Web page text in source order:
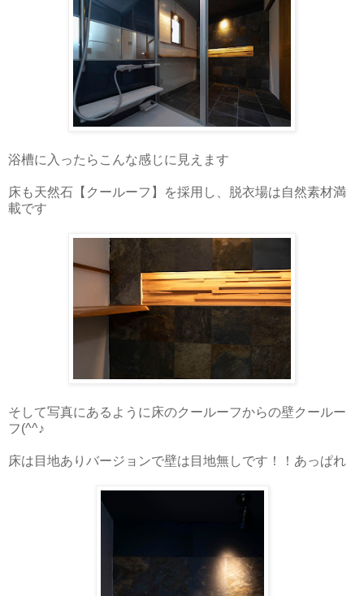
浴槽に入ったらこんな感じに見えます
床も天然石【クールーフ】を採用し、脱衣場は自然素材満
載です
そして写真にあるように床のクールーフからの壁クールー
フ(^^♪
床は目地ありバージョンで壁は目地無しです！！あっぱれ